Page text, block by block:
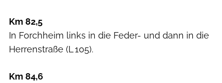
Km 82,5
In Forchheim links in die Feder- und dann in die
Herrenstraße (L 105).
Km 84,6